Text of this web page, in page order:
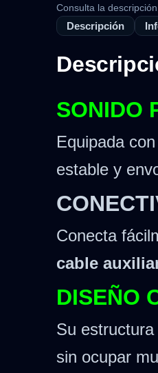
Consulta la
Descripción
SONIDO
Equipada con
estable y
Conecta
cable
DISEÑO
Su
sin ocupar